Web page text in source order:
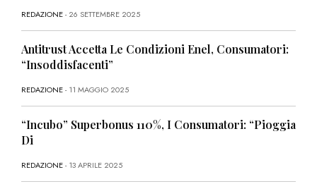
REDAZIONE- 26 SETTEMBRE 2025
Antitrust Accetta Le Condizioni Enel, Consumatori:
“Insoddisfacenti”
REDAZIONE- 11 MAGGIO 2025
“Incubo” Superbonus 110%, I Consumatori: “Pioggia
Di
REDAZIONE- 13 APRILE 2025